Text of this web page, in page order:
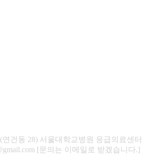
건동 28) 서울대학교병원 응급의료센터
[문의는 이메일로 받겠습니다.]